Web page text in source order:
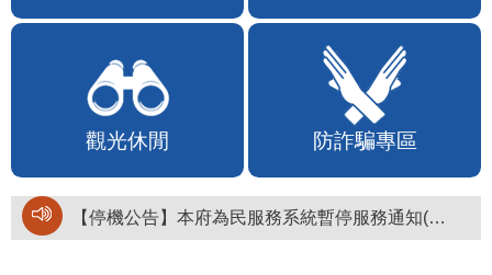
觀光休閒 防詐騙專區
【停機公告】本府為民服務系統暫停服務通知(停止服務時間：115年8月6日17時至19時)